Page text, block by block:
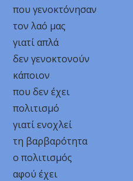
που γενοκτόνησαν
τον λαό μας
γιατί απλά
δεν γενοκτονούν
κάποιον
που δεν έχει
πολιτισμό
γιατί ενοχλεί
τη βαρβαρότητα
ο πολιτισμός
αφού έχει